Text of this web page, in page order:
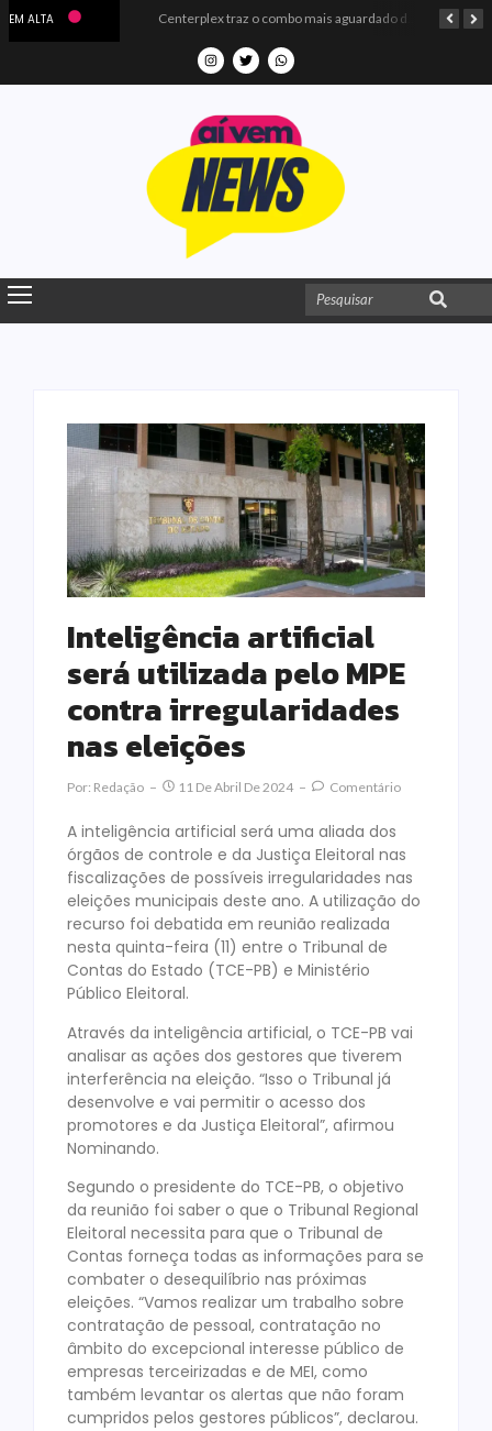
EM ALTA
Inteligência artificial
será utilizada pelo MPE
contra irregularidades
nas eleições
Por: Redação 11 De Abril De 2024 Comentário
A inteligência artificial será uma aliada dos
órgãos de controle e da Justiça Eleitoral nas
fiscalizações de possíveis irregularidades nas
eleições municipais deste ano. A utilização do
recurso foi debatida em reunião realizada
nesta quinta-feira (11) entre o Tribunal de
Contas do Estado (TCE-PB) e Ministério
Público Eleitoral.
Através da inteligência artificial, o TCE-PB vai
analisar as ações dos gestores que tiverem
interferência na eleição. “Isso o Tribunal já
desenvolve e vai permitir o acesso dos
promotores e da Justiça Eleitoral”, afirmou
Nominando.
Segundo o presidente do TCE-PB, o objetivo
da reunião foi saber o que o Tribunal Regional
Eleitoral necessita para que o Tribunal de
Contas forneça todas as informações para se
combater o desequilíbrio nas próximas
eleições. “Vamos realizar um trabalho sobre
contratação de pessoal, contratação no
âmbito do excepcional interesse público de
empresas terceirizadas e de MEI, como
também levantar os alertas que não foram
cumpridos pelos gestores públicos”, declarou.